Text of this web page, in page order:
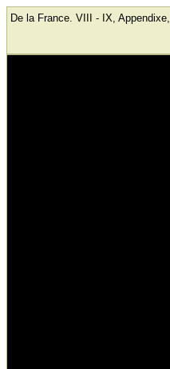
De la France. VIII - IX, Appendixe,